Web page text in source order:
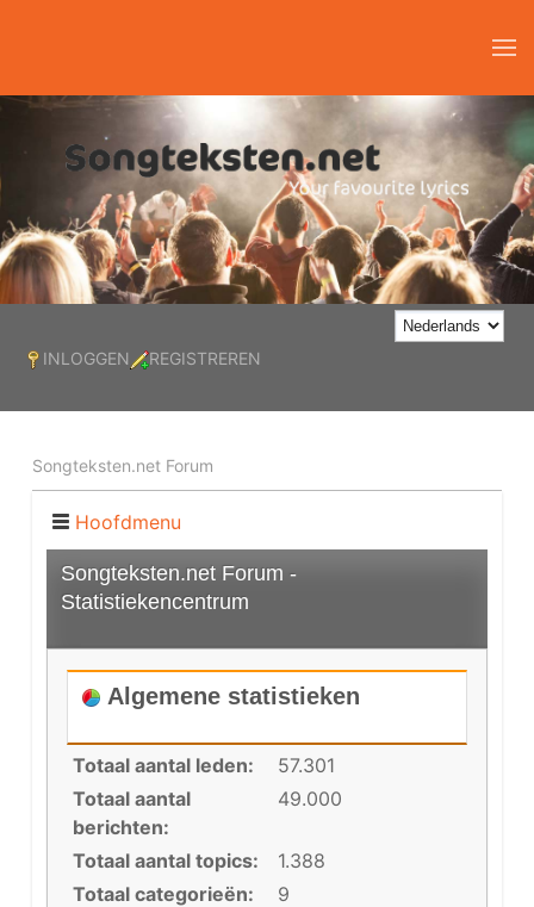
INLOGGEN REGISTREREN
Songteksten.net Forum
Hoofdmenu
Songteksten.net Forum -
Statistiekencentrum
Algemene statistieken
Totaal aantal leden:
57.301
Totaal aantal
berichten:
49.000
Totaal aantal topics:
1.388
Totaal categorieën:
9